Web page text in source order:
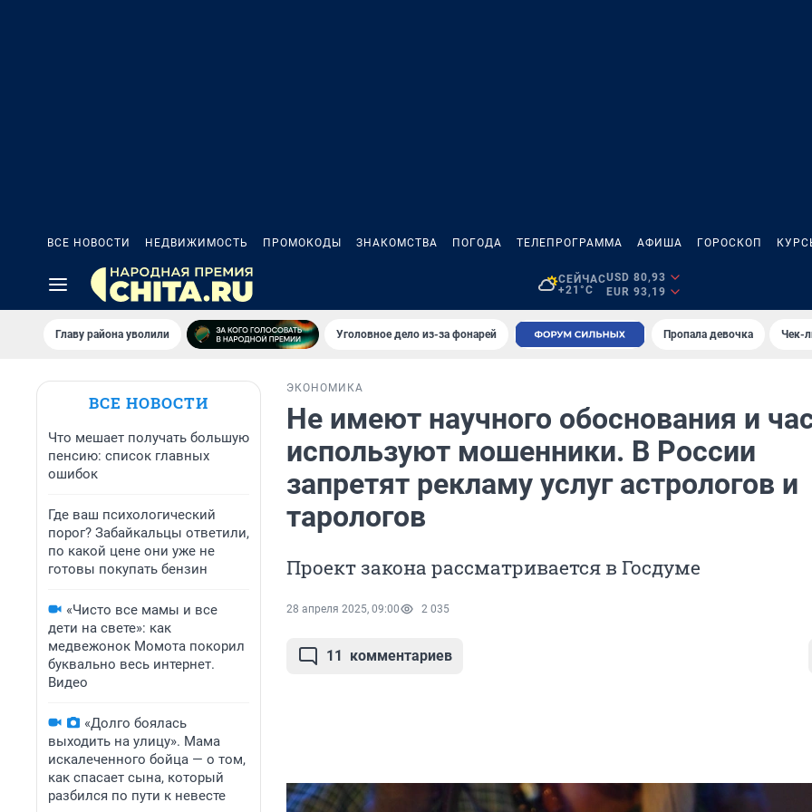
ВСЕ НОВОСТИ НЕДВИЖИМОСТЬ ПРОМОКОДЫ ЗНАКОМСТВА ПОГОДА ТЕЛЕПРОГРАММА АФИША ГОРОСКОП
СЕЙЧАС
+21°C
USD 80,93
EUR 93,19
Главу района уволили Уголовное дело из-за фонарей Пропала девочка Чек-
ВСЕ НОВОСТИ
Что мешает получать большую
пенсию: список главных
ошибок
Где ваш психологический
порог? Забайкальцы ответили,
по какой цене они уже не
готовы покупать бензин
«Чисто все мамы и все
дети на свете»: как
медвежонок Момота покорил
буквально весь интернет.
Видео
«Долго боялась
выходить на улицу». Мама
искалеченного бойца — о том,
как спасает сына, который
разбился по пути к невесте
ЭКОНОМИКА
Не имеют научного обоснования и
используют мошенники. В России
запретят рекламу услуг астрологов и
тарологов
Проект закона рассматривается в Госдуме
28 апреля 2025, 09:00 2 035
11 комментариев